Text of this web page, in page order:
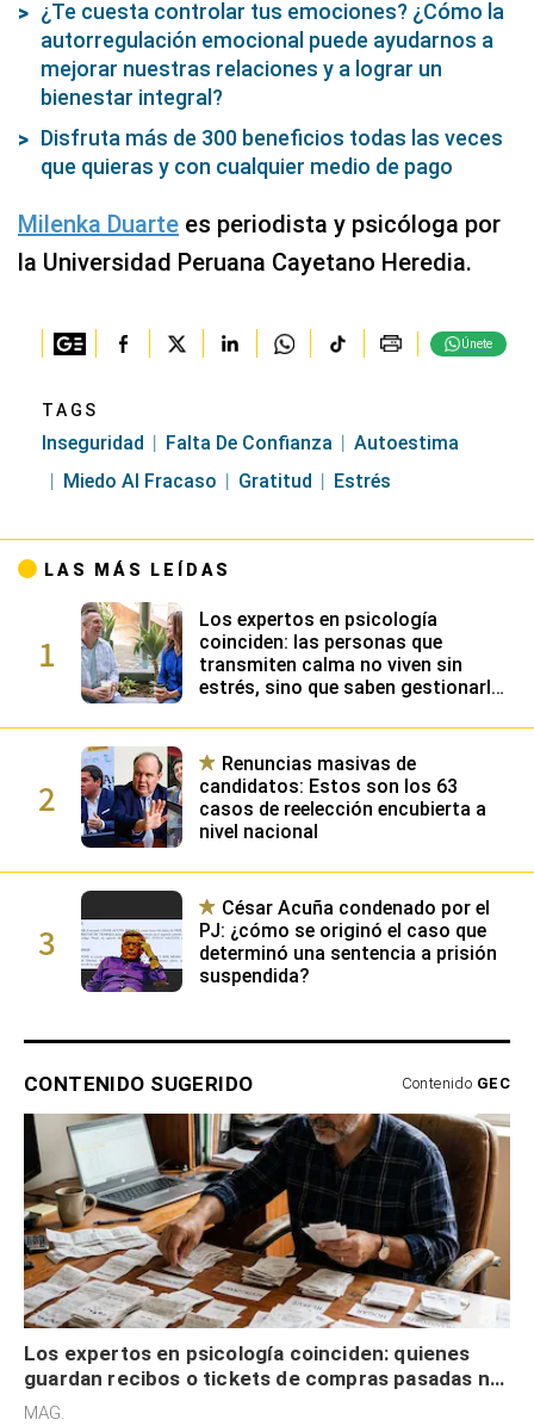
¿Te cuesta controlar tus emociones? ¿Cómo la
autorregulación emocional puede ayudarnos a
mejorar nuestras relaciones y a lograr un
bienestar integral?
Disfruta más de 300 beneficios todas las veces
que quieras y con cualquier medio de pago
Milenka Duarte es periodista y psicóloga por
la Universidad Peruana Cayetano Heredia.
Únete
TAGS
Inseguridad Falta De Confianza
Autoestima
Miedo Al Fracaso
Gratitud Estrés
LAS MÁS LEÍDAS
1
Los expertos en psicología
coinciden: las personas que
transmiten calma no viven sin
estrés, sino que saben gestionarlo
emocional
2
Renuncias masivas de
candidatos: Estos son los 63
casos de reelección encubierta a
nivel nacional
3
César Acuña condenado por el
PJ: ¿cómo se originó el caso que
determinó una sentencia a prisión
suspendida?
CONTENIDO SUGERIDO Contenido GEC
Los expertos en psicología coinciden: quienes
guardan recibos o tickets de compras pasadas no
son acumuladores, sino que tienen necesidad de
MAG.